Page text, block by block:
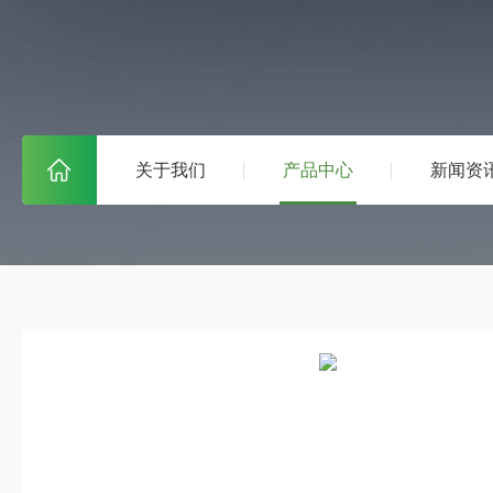
关于我们 产品中心 新闻资